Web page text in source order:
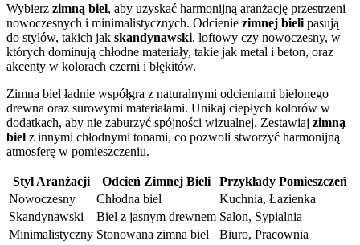
Wybierz zimną biel, aby uzyskać harmonijną aranżację przestrzeni
nowoczesnych i minimalistycznych. Odcienie zimnej bieli pasują
do stylów, takich jak skandynawski, loftowy czy nowoczesny, w
których dominują chłodne materiały, takie jak metal i beton, oraz
akcenty w kolorach czerni i błękitów.
Zimna biel ładnie współgra z naturalnymi odcieniami bielonego
drewna oraz surowymi materiałami. Unikaj ciepłych kolorów w
dodatkach, aby nie zaburzyć spójności wizualnej. Zestawiaj zimną
biel z innymi chłodnymi tonami, co pozwoli stworzyć harmonijną
atmosferę w pomieszczeniu.
Styl Aranżacji Odcień Zimnej Bieli
Przykłady Pomieszczeń
Nowoczesny
Chłodna biel
Kuchnia, Łazienka
Skandynawski
Biel z jasnym drewnem Salon, Sypialnia
Minimalistyczny Stonowana zimna biel Biuro, Pracownia